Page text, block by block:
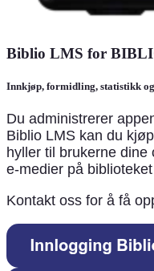
Biblio LMS for
Innkjøp, formidling, statistikk
Du administrerer
Biblio LMS kan du
hyller til brukerne
e-medier på
Kontakt oss for å få